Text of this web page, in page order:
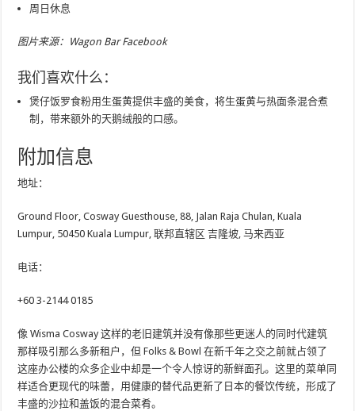
周日休息
图片来源：Wagon Bar Facebook
我们喜欢什么：
煲仔饭罗食粉用生蛋黄提供丰盛的美食，将生蛋黄与热面条混合煮
制，带来额外的天鹅绒般的口感。
附加信息
地址：
Ground Floor, Cosway Guesthouse, 88, Jalan Raja Chulan, Kuala
Lumpur, 50450 Kuala Lumpur, 联邦直辖区 吉隆坡, 马来西亚
电话：
+60 3-2144 0185
像 Wisma Cosway 这样的老旧建筑并没有像那些更迷人的同时代建筑
那样吸引那么多新租户，但 Folks & Bowl 在新千年之交之前就占领了
这座办公楼的众多企业中却是一个令人惊讶的新鲜面孔。这里的菜单同
样适合更现代的味蕾，用健康的替代品更新了日本的餐饮传统，形成了
丰盛的沙拉和盖饭的混合菜肴。